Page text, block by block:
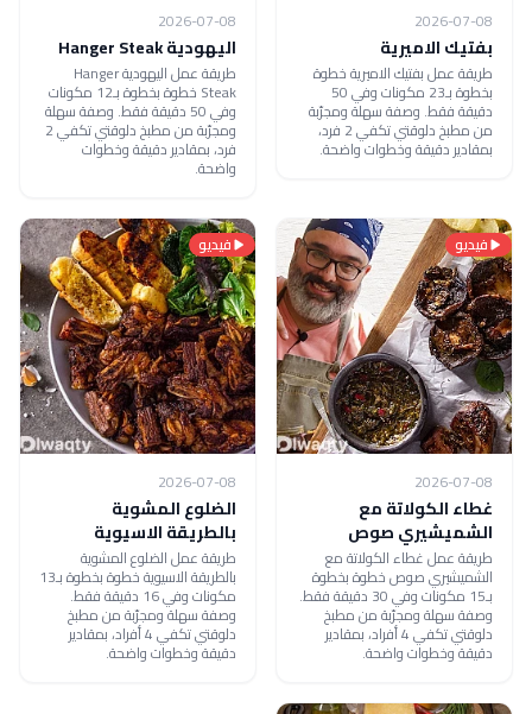
2026-07-08
بفتيك الاميرية
طريقة عمل بفتيك الاميرية خطوة
بخطوة بـ23 مكونات وفي 50
دقيقة فقط. وصفة سهلة ومجرّبة
من مطبخ دلوقتي تكفي 2 فرد،
بمقادير دقيقة وخطوات واضحة.
2026-07-08
اليهودية Hanger Steak
طريقة عمل اليهودية Hanger
Steak خطوة بخطوة بـ12 مكونات
وفي 50 دقيقة فقط. وصفة سهلة
ومجرّبة من مطبخ دلوقتي تكفي 2
فرد، بمقادير دقيقة وخطوات
واضحة.
فيديو
2026-07-08
غطاء الكولاتة مع
الشميشيري صوص
طريقة عمل غطاء الكولاتة مع
الشميشيري صوص خطوة بخطوة
بـ15 مكونات وفي 30 دقيقة فقط.
وصفة سهلة ومجرّبة من مطبخ
دلوقتي تكفي 4 أفراد، بمقادير
دقيقة وخطوات واضحة.
فيديو
2026-07-08
الضلوع المشوية
بالطريقة الاسيوية
طريقة عمل الضلوع المشوية
بالطريقة الاسيوية خطوة بخطوة بـ13
مكونات وفي 16 دقيقة فقط.
وصفة سهلة ومجرّبة من مطبخ
دلوقتي تكفي 4 أفراد، بمقادير
دقيقة وخطوات واضحة.